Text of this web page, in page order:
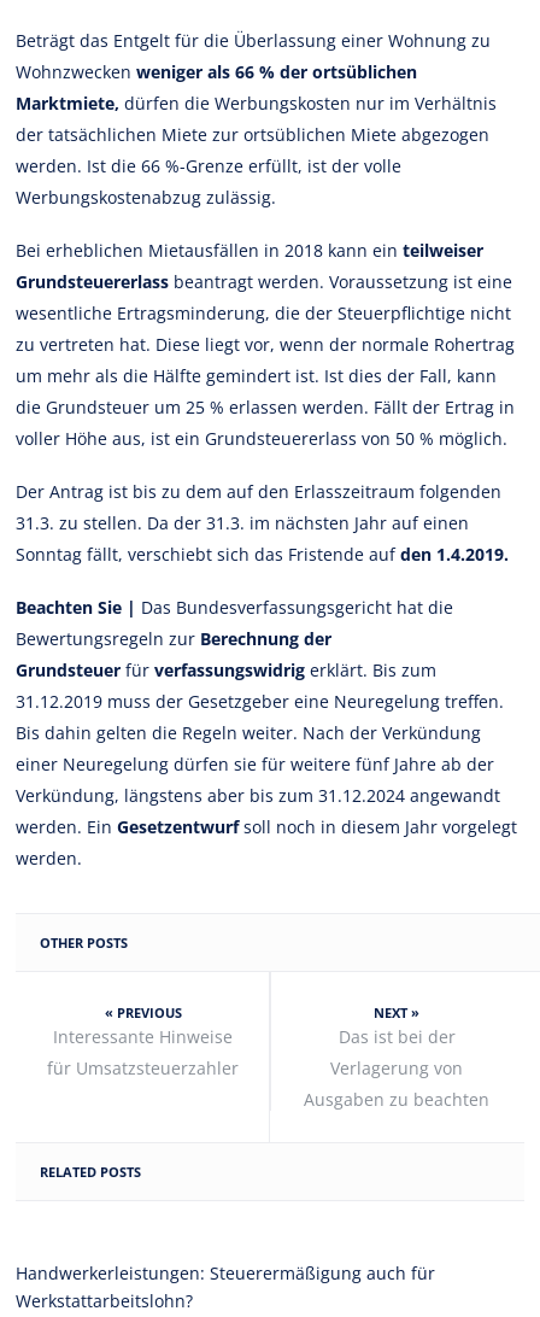
Beträgt das Entgelt für die Überlassung einer Wohnung zu
Wohnzweckenweniger als 66 % der ortsüblichen
Marktmiete, dürfen die Werbungskosten nur im Verhältnis
der tatsächlichen Miete zur ortsüblichen Miete abgezogen
werden. Ist die 66 %-Grenze erfüllt, ist der volle
Werbungskostenabzug zulässig.
Bei erheblichen Mietausfällen in 2018 kann einteilweiser
Grundsteuererlass beantragt werden. Voraussetzung ist eine
wesentliche Ertragsminderung, die der Steuerpflichtige nicht
zu vertreten hat. Diese liegt vor, wenn der normale Rohertrag
um mehr als die Hälfte gemindert ist. Ist dies der Fall, kann
die Grundsteuer um 25 % erlassen werden. Fällt der Ertrag in
voller Höhe aus, ist ein Grundsteuererlass von 50 % möglich.
Der Antrag ist bis zu dem auf den Erlasszeitraum folgenden
31.3. zu stellen. Da der 31.3. im nächsten Jahr auf einen
Sonntag fällt, verschiebt sich das Fristende aufden 1.4.2019.
Beachten Sie | Das Bundesverfassungsgericht hat die
Bewertungsregeln zur Berechnung der
Grundsteuer fürverfassungswidrig erklärt. Bis zum
31.12.2019 muss der Gesetzgeber eine Neuregelung treffen.
Bis dahin gelten die Regeln weiter. Nach der Verkündung
einer Neuregelung dürfen sie für weitere fünf Jahre ab der
Verkündung, längstens aber bis zum 31.12.2024 angewandt
werden. EinGesetzentwurfsoll noch in diesem Jahr vorgelegt
werden.
OTHER POSTS
« PREVIOUS
Interessante Hinweise
für Umsatzsteuerzahler
NEXT »
Das ist bei der
Verlagerung von
Ausgaben zu beachten
RELATED POSTS
Handwerkerleistungen: Steuerermäßigung auch für
Werkstattarbeitslohn?